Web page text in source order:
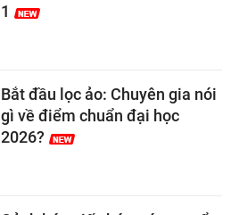
1
Bắt đầu lọc ảo: Chuyên gia nói
gì về điểm chuẩn đại học
2026?